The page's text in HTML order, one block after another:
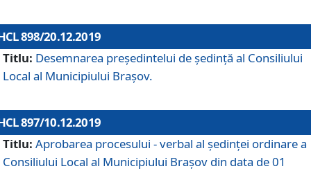
898/20.12.2019
Titlu: Desemnarea preşedintelui de şedinţă al Consiliului
Local al Municipiului Braşov.
897/10.12.2019
Titlu: Aprobarea procesului - verbal al şedinţei ordinare a
Consiliului Local al Municipiului Brașov din data de 01